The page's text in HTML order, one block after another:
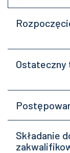
Składanie